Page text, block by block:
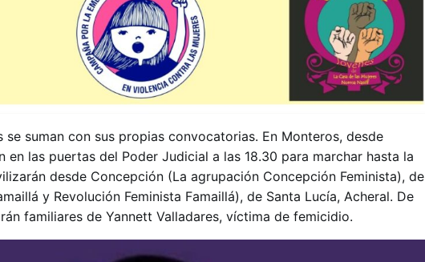
se suman con sus propias convocatorias. En Monteros, desde
en las puertas del Poder Judicial a las 18.30 para marchar hasta la
desde Concepción (La agrupación Concepción Feminista), de
y Revolución Feminista Famaillá), de Santa Lucía, Acheral. De
familiares de Yannett Valladares, víctima de femicidio.